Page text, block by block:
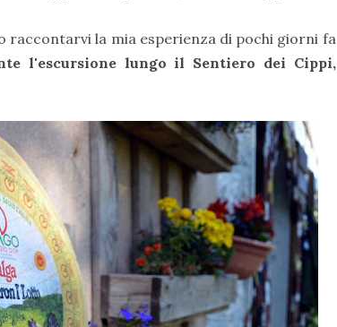
raccontarvi la mia esperienza di pochi giorni fa
l'escursione lungo il Sentiero dei Cippi,